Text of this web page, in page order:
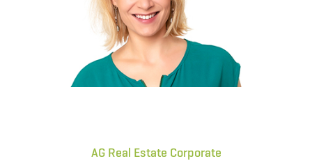
AG Real Estate Corporate